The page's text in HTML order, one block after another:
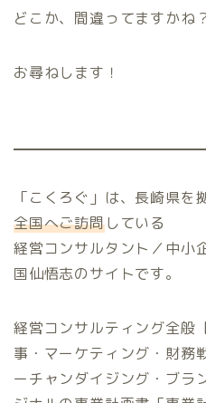
どこか、間違ってますかね？
お尋ねします！
「こくろぐ」は、長崎県を
全国へご訪問している
経営コンサルタント／中小
国仙悟志のサイトです。
経営コンサルティング全般
事・マーケティング・財務
ーチャンダイジング・ブラ